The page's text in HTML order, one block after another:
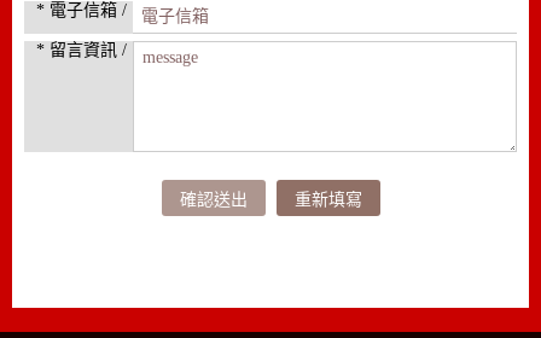
* 電子信箱 /
* 留言資訊 /
確認送出 重新填寫